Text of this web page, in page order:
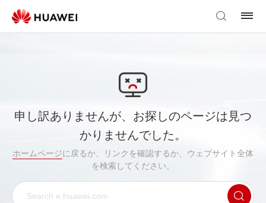
申し訳ありませんが、お探しのページは見つ
かりませんでした。
ホームページに戻るか、リンクを確認するか、ウェブサイト全体
を検索してください。